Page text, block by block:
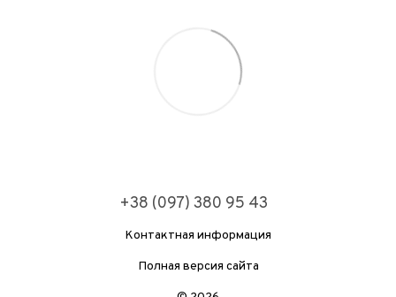
+38 (097) 380 95 43
Контактная информация
Полная версия сайта